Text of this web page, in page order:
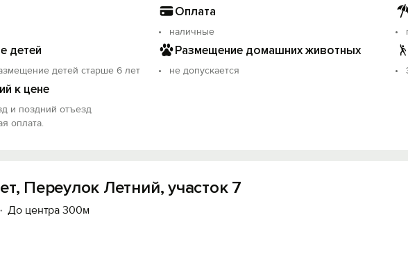
Оплата
наличные
детей
детей старше 6 лет
Размещение домашних животных
не допускается
к цене
и поздний отъезд
оплата.
Переулок Летний, участок 7
До центра 300м